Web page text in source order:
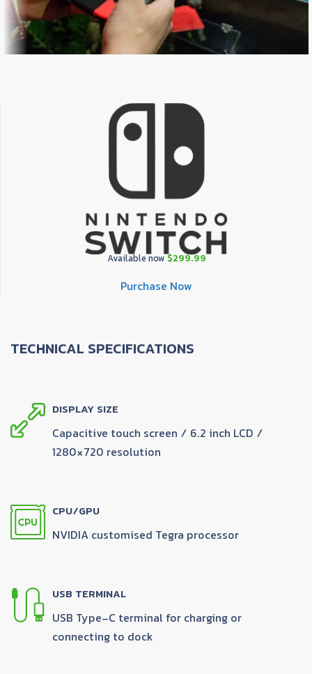
TECHNICAL SPECIFICATIONS
DISPLAY SIZE
Capacitive touch screen / 6.2 inch LCD /
1280×720 resolution
CPU/GPU
NVIDIA customised Tegra processor
USB TERMINAL
USB Type-C terminal for charging or
connecting to dock
Available now$299.99
Purchase Now